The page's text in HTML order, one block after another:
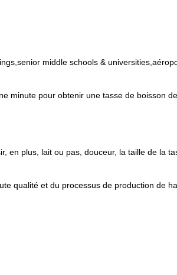
middle schools &
minute pour obtenir une tasse de boisson de
en plus, lait ou pas, douceur, la taille de la
qualité et du processus de production de